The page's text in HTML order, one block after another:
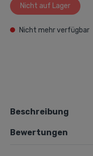
Nicht auf Lager
Nicht mehr verfügbar
Beschreibung
Bewertungen